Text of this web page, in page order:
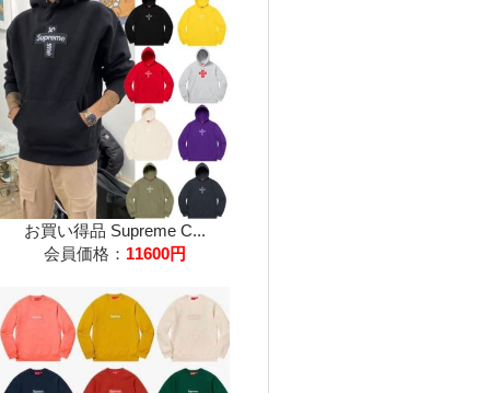
お買い得品 Supreme C...
会員価格： 11600円